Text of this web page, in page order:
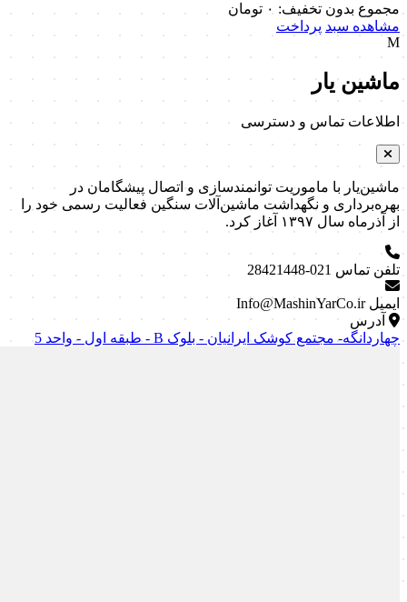
مجموع بدون تخفیف: ۰ تومان
مشاهده سبد پرداخت
M
ماشین یار
اطلاعات تماس و دسترسی
ماشین‌یار با ماموریت توانمندسازی و اتصال پیشگامان در
بهره‌برداری و نگهداشت ماشین‌آلات سنگین فعالیت رسمی خود را
از آذرماه سال ۱۳۹۷ آغاز کرد.
تلفن تماس 021-28421448
ایمیل Info@MashinYarCo.ir
آدرس
چهاردانگه- مجتمع کوشک ایرانیان - بلوک B - طبقه اول - واحد 5